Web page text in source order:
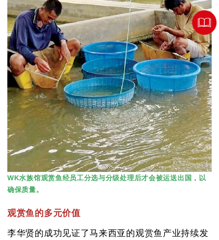
WK水族馆观赏鱼经员工分选与分级处理后才会被运送出国，以
确保质量。
观赏鱼的多元价值
李华贤的成功见证了马来西亚的观赏鱼产业持续发